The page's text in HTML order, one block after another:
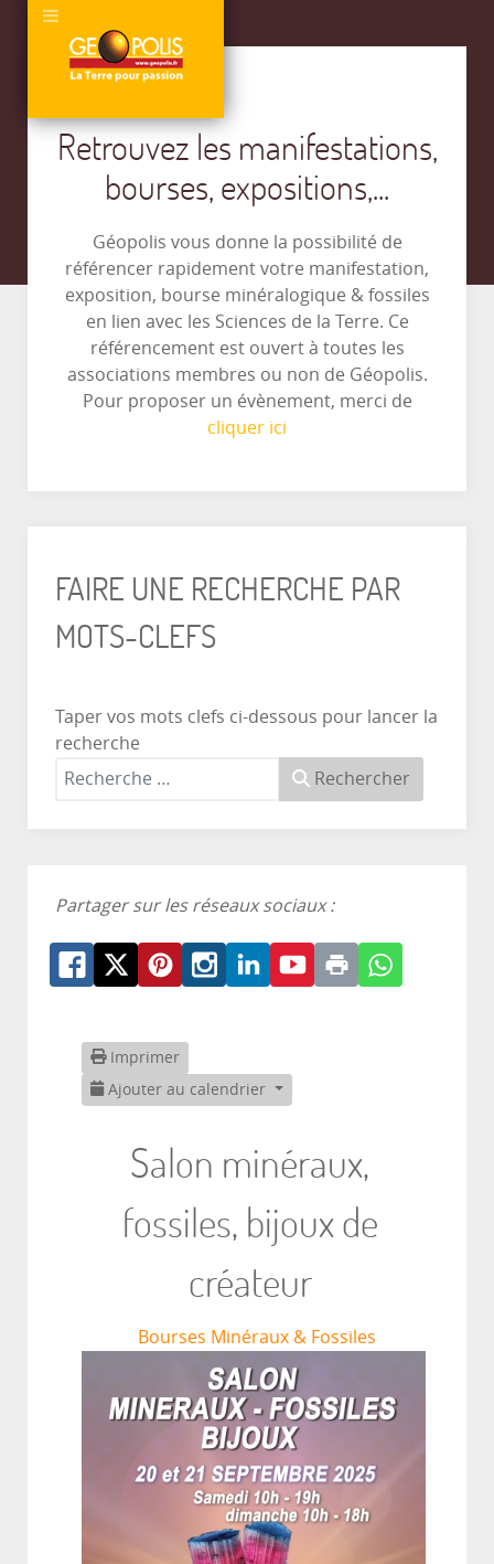
Retrouvez les manifestations,
bourses, expositions,...
Géopolis vous donne la possibilité de
référencer rapidement votre manifestation,
exposition, bourse minéralogique & fossiles
en lien avec les Sciences de la Terre. Ce
référencement est ouvert à toutes les
associations membres ou non de Géopolis.
Pour proposer un évènement, merci de
cliquer ici
FAIRE UNE RECHERCHE PAR
MOTS-CLEFS
Taper vos mots clefs ci-dessous pour lancer la
recherche
Rechercher
Partager sur les réseaux sociaux :
Imprimer
Ajouter au calendrier
Salon minéraux,
fossiles, bijoux de
créateur
Bourses Minéraux & Fossiles